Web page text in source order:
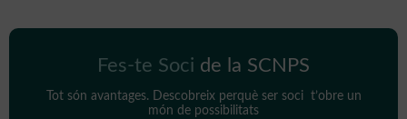
Fes-te Soci de la SCNPS
Tot són avantages. Descobreix perquè ser soci t’obre un
món de possibilitats